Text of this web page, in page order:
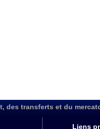
des transferts et du
Liens